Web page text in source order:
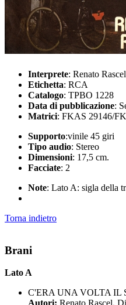
Interprete: Renato Rascel
Etichetta: RCA
Catalogo: TPBO 1228
Data di pubblicazione:
Matrici: FKAS 29146/
Supporto:vinile 45 giri
Tipo audio: Stereo
Dimensioni: 17,5 cm.
Facciate: 2
Note: Lato A: sigla della
Torna indietro
Brani
Lato A
C'ERA UNA VOLTA IL